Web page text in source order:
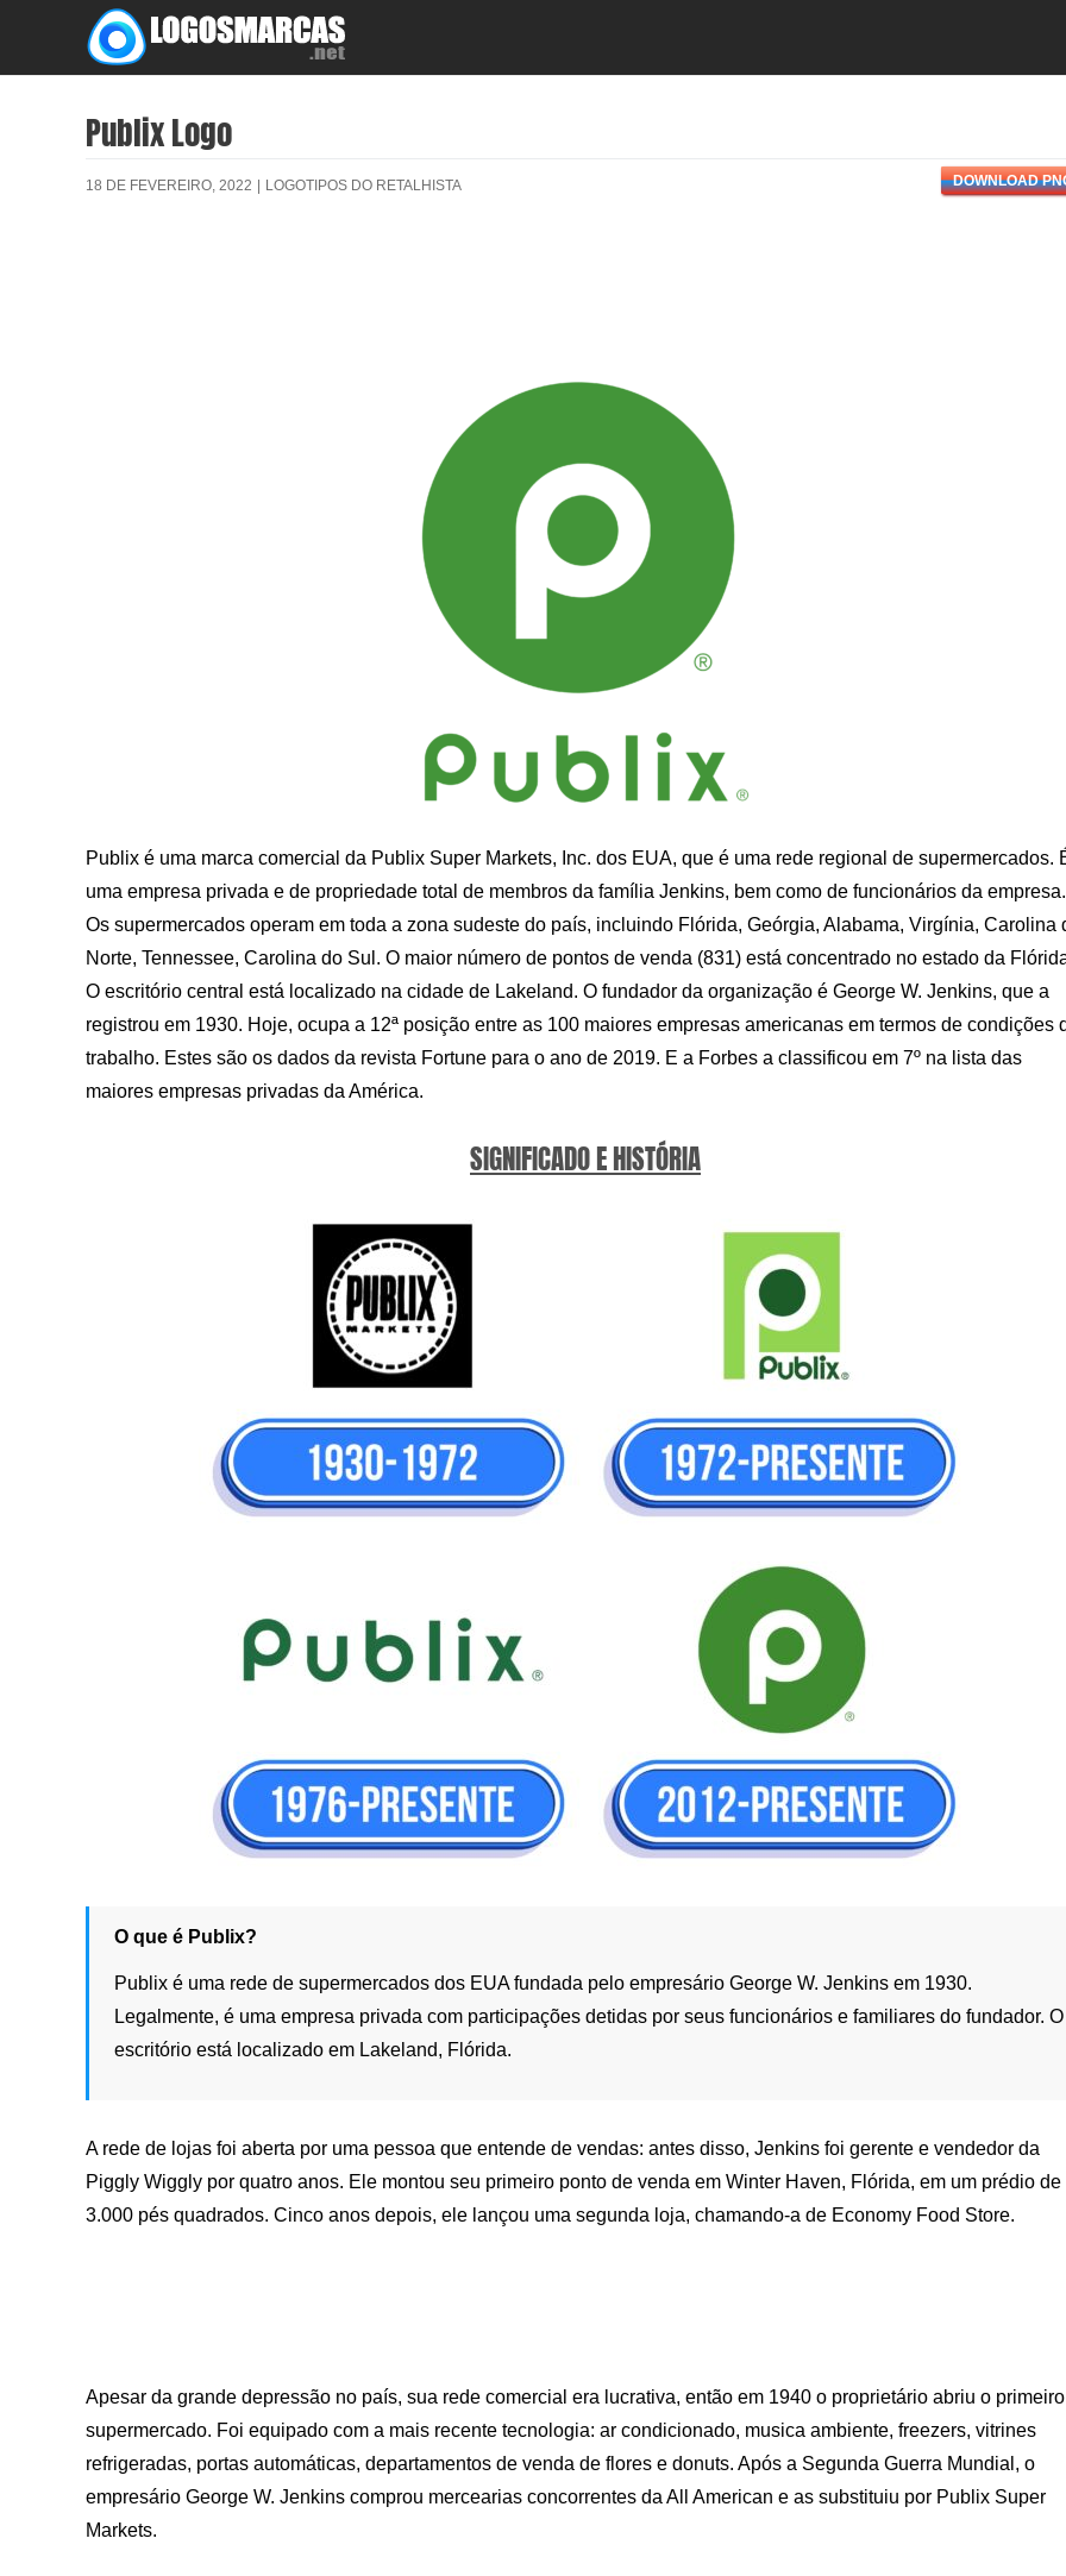
content
Publix Logo
18 DE FEVEREIRO, 2022 | LOGOTIPOS DO RETALHISTA DOWNLOAD
Publix é uma marca comercial da Publix Super Markets, Inc. dos EUA, que é uma rede regional de supermercados.
uma empresa privada e de propriedade total de membros da família Jenkins, bem como de funcionários da empresa.
Os supermercados operam em toda a zona sudeste do país, incluindo Flórida, Geórgia, Alabama, Virgínia, Carolina
Norte, Tennessee, Carolina do Sul. O maior número de pontos de venda (831) está concentrado no estado da
O escritório central está localizado na cidade de Lakeland. O fundador da organização é George W. Jenkins, que a
registrou em 1930. Hoje, ocupa a 12ª posição entre as 100 maiores empresas americanas em termos de condições
trabalho. Estes são os dados da revista Fortune para o ano de 2019. E a Forbes a classificou em 7º na lista das
maiores empresas privadas da América.
SIGNIFICADO E HISTÓRIA
O que é Publix?
Publix é uma rede de supermercados dos EUA fundada pelo empresário George W. Jenkins em 1930.
Legalmente, é uma empresa privada com participações detidas por seus funcionários e familiares do fundador. O
escritório está localizado em Lakeland, Flórida.
A rede de lojas foi aberta por uma pessoa que entende de vendas: antes disso, Jenkins foi gerente e vendedor da
Piggly Wiggly por quatro anos. Ele montou seu primeiro ponto de venda em Winter Haven, Flórida, em um prédio de
3.000 pés quadrados. Cinco anos depois, ele lançou uma segunda loja, chamando-a de Economy Food Store.
Apesar da grande depressão no país, sua rede comercial era lucrativa, então em 1940 o proprietário abriu o primeiro
supermercado. Foi equipado com a mais recente tecnologia: ar condicionado, musica ambiente, freezers, vitrines
refrigeradas, portas automáticas, departamentos de venda de flores e donuts. Após a Segunda Guerra Mundial, o
empresário George W. Jenkins comprou mercearias concorrentes da All American e as substituiu por Publix Super
Markets.